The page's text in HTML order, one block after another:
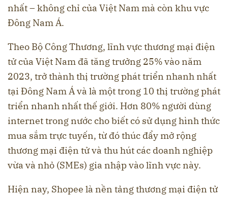
nhất – không chỉ của Việt Nam mà còn khu vực
Đông Nam Á.
Theo Bộ Công Thương, lĩnh vực thương mại điện
tử của Việt Nam đã tăng trưởng 25% vào năm
2023, trở thành thị trường phát triển nhanh nhất
tại Đông Nam Á và là một trong 10 thị trường phát
triển nhanh nhất thế giới. Hơn 80% người dùng
internet trong nước cho biết có sử dụng hình thức
mua sắm trực tuyến, từ đó thúc đẩy mở rộng
thương mại điện tử và thu hút các doanh nghiệp
vừa và nhỏ (SMEs) gia nhập vào lĩnh vực này.
Hiện nay, Shopee là nền tảng thương mại điện tử